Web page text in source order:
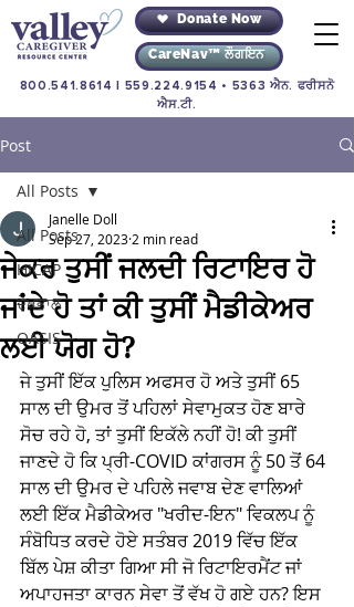
Donate Now
CareNav™ ਲੌਗਇਨ
800.541.8614 559.224.9154 • 5363 ਐਨ. ਫਰੀਸਨੋ
ਐਸ.ਟੀ.
Post
All Posts
HICAP
ਦੇਖਭਾਲ
OASIS
All Posts
ਜੇਕਰ ਤੁਸੀਂ ਜਲਦੀ ਰਿਟਾਇਰ ਹੋ
ਜਾਂਦੇ ਹੋ ਤਾਂ ਕੀ ਤੁਸੀਂ ਮੈਡੀਕੇਅਰ
ਲਈ ਯੋਗ ਹੋ?
Janelle Doll
Sep 27, 2023 2 min read
ਜੇ ਤੁਸੀਂ ਇੱਕ ਪੁਲਿਸ ਅਫਸਰ ਹੋ ਅਤੇ ਤੁਸੀਂ 65
ਸਾਲ ਦੀ ਉਮਰ ਤੋਂ ਪਹਿਲਾਂ ਸੇਵਾਮੁਕਤ ਹੋਣ ਬਾਰੇ
ਸੋਚ ਰਹੇ ਹੋ, ਤਾਂ ਤੁਸੀਂ ਇਕੱਲੇ ਨਹੀਂ ਹੋ! ਕੀ ਤੁਸੀਂ
ਜਾਣਦੇ ਹੋ ਕਿ ਪ੍ਰੀ-COVID ਕਾਂਗਰਸ ਨੂੰ 50 ਤੋਂ 64
ਸਾਲ ਦੀ ਉਮਰ ਦੇ ਪਹਿਲੇ ਜਵਾਬ ਦੇਣ ਵਾਲਿਆਂ
ਲਈ ਇੱਕ ਮੈਡੀਕੇਅਰ "ਖਰੀਦ-ਇਨ" ਵਿਕਲਪ ਨੂੰ
ਸੰਬੋਧਿਤ ਕਰਦੇ ਹੋਏ ਸਤੰਬਰ 2019 ਵਿੱਚ ਇੱਕ
ਬਿੱਲ ਪੇਸ਼ ਕੀਤਾ ਗਿਆ ਸੀ ਜੋ ਰਿਟਾਇਰਮੈਂਟ ਜਾਂ
ਅਪਾਹਜਤਾ ਕਾਰਨ ਸੇਵਾ ਤੋਂ ਵੱਖ ਹੋ ਗਏ ਹਨ? ਇਸ